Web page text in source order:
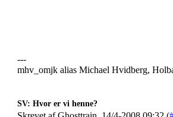
---
mhv_omjk alias Michael Hvidberg,
SV: Hvor er vi henne?